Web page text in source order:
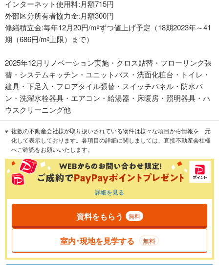
インターネット使用料:月額715円
外部区分所有者協力金:月額300円
修繕積立金:毎年12月20円/m2ずつ値上げ予定（18期2023年～41
期（686円/m2上限）まで）
2025年12月リノベーション実施・クロス貼替・フローリング張
替・システムキッチン・ユニットバス・洗面化粧台・トイレ・
建具・下足入・フロアタイル張替・スイッチパネル・防水パ
ン・洗濯水栓器具・エアコン・給湯器・床暖房・照明器具・ハ
ウスクリーニング他
複数の不動産会社様が取り扱いされている物件は様々な項目から情報を一元
化して表示しております。各項目の詳細に関しましては、直接不動産会社様
へご確認をお願いいたします。
詳細を見る
資料をもらう 無料
室内･現地を見学する 無料